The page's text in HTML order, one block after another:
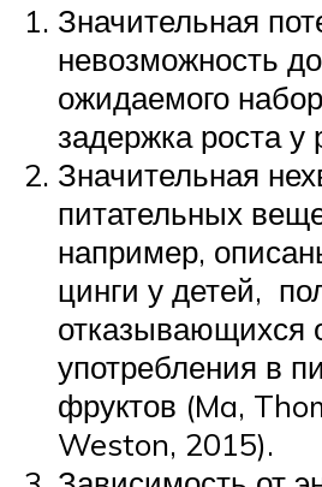
Значительная
невозможность
ожидаемого
задержка роста у
Значительная
питательных
например,
цинги у детей,
отказывающихся
употребления в
фруктов (Ma,
Weston, 2015).